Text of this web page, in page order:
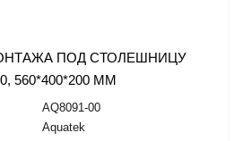
ПОД СТОЛЕШНИЦУ
560*400*200 ММ
AQ8091-00
Aquatek